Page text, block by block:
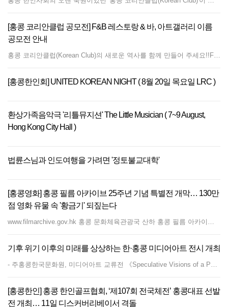
[홍콩 코리안클럽 공모전] F&B 레스토랑 & 바, 아트갤러리 이름
공모전 안내
[홍콩한인회] UNITED KOREAN NIGHT ( 8월 20일 목요일 LRC )
환상가족음악극 '리틀뮤지션' The Little Musician ( 7~9 August,
Hong Kong City Hall )
법륜스님과 인도여행을 가려면 '정토불교대학'
[홍콩영화] 홍콩 필름 아카이브 25주년 기념 특별전 개막… 130만
점 영화 유물 속 '황금기' 되짚는다
기후 위기 이후의 미래를 상상하는 한·홍콩 미디어아트 전시 개최
[홍콩한인] 홍콩 한인골프협회, ‘제107회 전국체전’ 홍콩대표 선발
전 개최… 11일 디스커버리베이서 격돌